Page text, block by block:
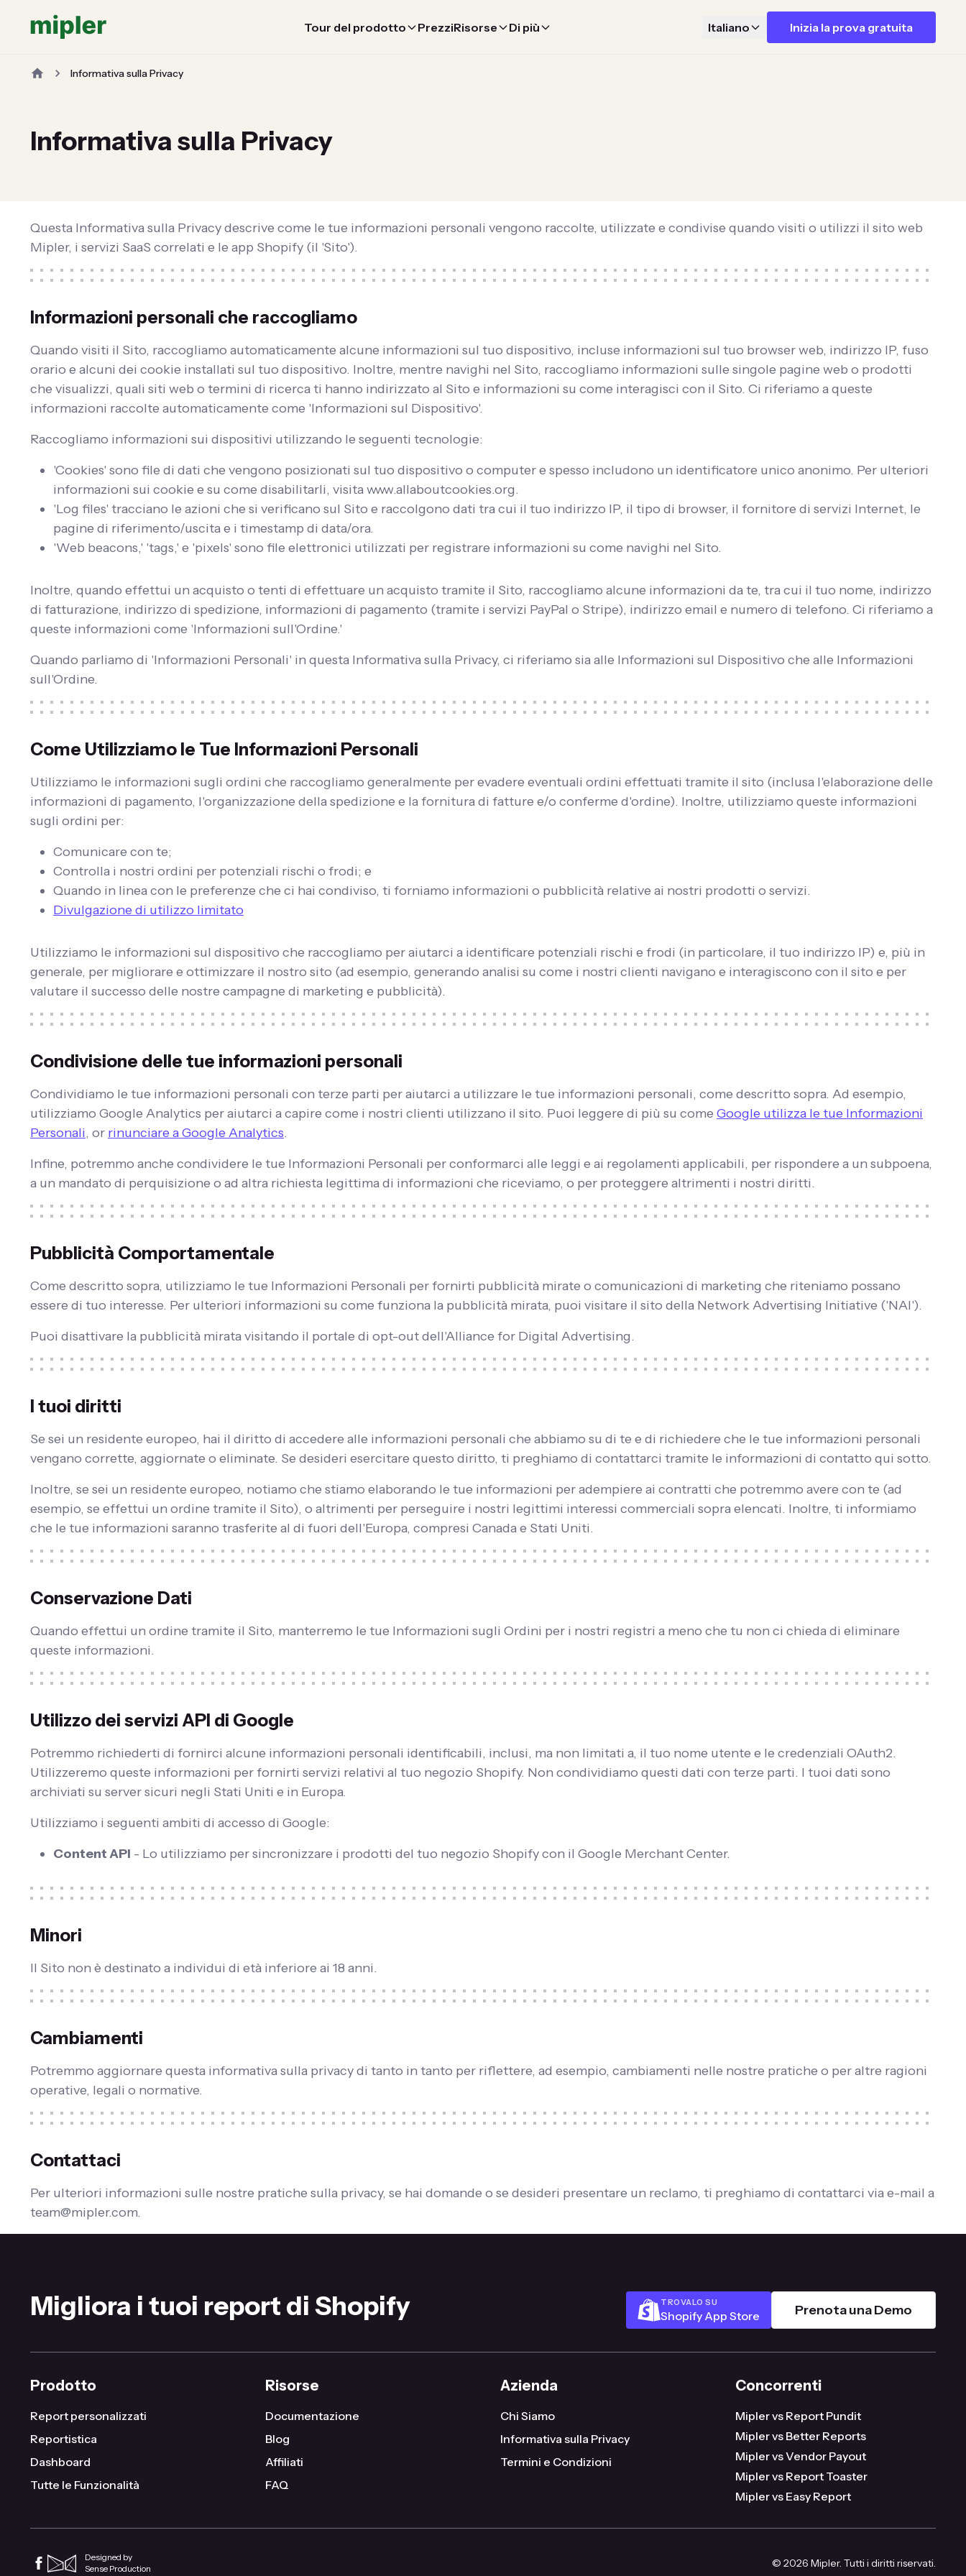
Tour del prodotto PrezziRisorse Di più Italiano Inizia la prova gratuita
Informativa sulla Privacy
Informativa sulla Privacy
Questa Informativa sulla Privacy descrive come le tue informazioni personali vengono raccolte, utilizzate e condivise quando visiti o utilizzi il sito web
Mipler, i servizi SaaS correlati e le app Shopify (il 'Sito').
Informazioni personali che raccogliamo
Quando visiti il Sito, raccogliamo automaticamente alcune informazioni sul tuo dispositivo, incluse informazioni sul tuo browser web, indirizzo IP, fuso
orario e alcuni dei cookie installati sul tuo dispositivo. Inoltre, mentre navighi nel Sito, raccogliamo informazioni sulle singole pagine web o prodotti
che visualizzi, quali siti web o termini di ricerca ti hanno indirizzato al Sito e informazioni su come interagisci con il Sito. Ci riferiamo a queste
informazioni raccolte automaticamente come 'Informazioni sul Dispositivo'.
Raccogliamo informazioni sui dispositivi utilizzando le seguenti tecnologie:
'Cookies' sono file di dati che vengono posizionati sul tuo dispositivo o computer e spesso includono un identificatore unico anonimo. Per ulteriori
informazioni sui cookie e su come disabilitarli, visita www.allaboutcookies.org.
'Log files' tracciano le azioni che si verificano sul Sito e raccolgono dati tra cui il tuo indirizzo IP, il tipo di browser, il fornitore di servizi Internet, le
pagine di riferimento/uscita e i timestamp di data/ora.
'Web beacons,' 'tags,' e 'pixels' sono file elettronici utilizzati per registrare informazioni su come navighi nel Sito.
Inoltre, quando effettui un acquisto o tenti di effettuare un acquisto tramite il Sito, raccogliamo alcune informazioni da te, tra cui il tuo nome, indirizzo
di fatturazione, indirizzo di spedizione, informazioni di pagamento (tramite i servizi PayPal o Stripe), indirizzo email e numero di telefono. Ci riferiamo a
queste informazioni come 'Informazioni sull'Ordine.'
Quando parliamo di 'Informazioni Personali' in questa Informativa sulla Privacy, ci riferiamo sia alle Informazioni sul Dispositivo che alle Informazioni
sull'Ordine.
Come Utilizziamo le Tue Informazioni Personali
Utilizziamo le informazioni sugli ordini che raccogliamo generalmente per evadere eventuali ordini effettuati tramite il sito (inclusa l'elaborazione delle
informazioni di pagamento, l'organizzazione della spedizione e la fornitura di fatture e/o conferme d'ordine). Inoltre, utilizziamo queste informazioni
sugli ordini per:
Comunicare con te;
Controlla i nostri ordini per potenziali rischi o frodi; e
Quando in linea con le preferenze che ci hai condiviso, ti forniamo informazioni o pubblicità relative ai nostri prodotti o servizi.
Divulgazione di utilizzo limitato
Utilizziamo le informazioni sul dispositivo che raccogliamo per aiutarci a identificare potenziali rischi e frodi (in particolare, il tuo indirizzo IP) e, più in
generale, per migliorare e ottimizzare il nostro sito (ad esempio, generando analisi su come i nostri clienti navigano e interagiscono con il sito e per
valutare il successo delle nostre campagne di marketing e pubblicità).
Condivisione delle tue informazioni personali
Condividiamo le tue informazioni personali con terze parti per aiutarci a utilizzare le tue informazioni personali, come descritto sopra. Ad esempio,
utilizziamo Google Analytics per aiutarci a capire come i nostri clienti utilizzano il sito. Puoi leggere di più su come Google utilizza le tue Informazioni
Personali, or rinunciare a Google Analytics.
Infine, potremmo anche condividere le tue Informazioni Personali per conformarci alle leggi e ai regolamenti applicabili, per rispondere a un subpoena,
a un mandato di perquisizione o ad altra richiesta legittima di informazioni che riceviamo, o per proteggere altrimenti i nostri diritti.
Pubblicità Comportamentale
Come descritto sopra, utilizziamo le tue Informazioni Personali per fornirti pubblicità mirate o comunicazioni di marketing che riteniamo possano
essere di tuo interesse. Per ulteriori informazioni su come funziona la pubblicità mirata, puoi visitare il sito della Network Advertising Initiative ('NAI').
Puoi disattivare la pubblicità mirata visitando il portale di opt-out dell'Alliance for Digital Advertising.
I tuoi diritti
Se sei un residente europeo, hai il diritto di accedere alle informazioni personali che abbiamo su di te e di richiedere che le tue informazioni personali
vengano corrette, aggiornate o eliminate. Se desideri esercitare questo diritto, ti preghiamo di contattarci tramite le informazioni di contatto qui sotto.
Inoltre, se sei un residente europeo, notiamo che stiamo elaborando le tue informazioni per adempiere ai contratti che potremmo avere con te (ad
esempio, se effettui un ordine tramite il Sito), o altrimenti per perseguire i nostri legittimi interessi commerciali sopra elencati. Inoltre, ti informiamo
che le tue informazioni saranno trasferite al di fuori dell'Europa, compresi Canada e Stati Uniti.
Conservazione Dati
Quando effettui un ordine tramite il Sito, manterremo le tue Informazioni sugli Ordini per i nostri registri a meno che tu non ci chieda di eliminare
queste informazioni.
Utilizzo dei servizi API di Google
Potremmo richiederti di fornirci alcune informazioni personali identificabili, inclusi, ma non limitati a, il tuo nome utente e le credenziali OAuth2.
Utilizzeremo queste informazioni per fornirti servizi relativi al tuo negozio Shopify. Non condividiamo questi dati con terze parti. I tuoi dati sono
archiviati su server sicuri negli Stati Uniti e in Europa.
Utilizziamo i seguenti ambiti di accesso di Google:
Content API - Lo utilizziamo per sincronizzare i prodotti del tuo negozio Shopify con il Google Merchant Center.
Minori
Il Sito non è destinato a individui di età inferiore ai 18 anni.
Cambiamenti
Potremmo aggiornare questa informativa sulla privacy di tanto in tanto per riflettere, ad esempio, cambiamenti nelle nostre pratiche o per altre ragioni
operative, legali o normative.
Contattaci
Per ulteriori informazioni sulle nostre pratiche sulla privacy, se hai domande o se desideri presentare un reclamo, ti preghiamo di contattarci via e-mail a
team@mipler.com.
Migliora i tuoi report di Shopify TROVALO SU
Shopify App Store Prenota una Demo
Prodotto
Report personalizzati
Reportistica
Dashboard
Tutte le Funzionalità
Risorse
Documentazione
Blog
Affiliati
FAQ
Azienda
Chi Siamo
Informativa sulla Privacy
Termini e Condizioni
Concorrenti
Mipler vs Report Pundit
Mipler vs Better Reports
Mipler vs Vendor Payout
Mipler vs Report Toaster
Mipler vs Easy Report
Designed by
Sense Production
© 2026 Mipler. Tutti i diritti riservati.